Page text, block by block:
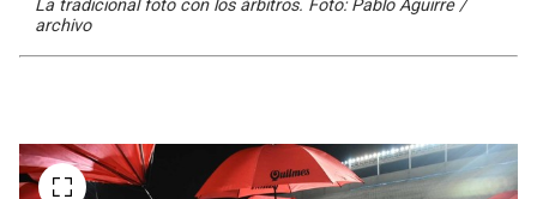
La tradicional foto con los árbitros. Foto: Pablo Aguirre /
archivo